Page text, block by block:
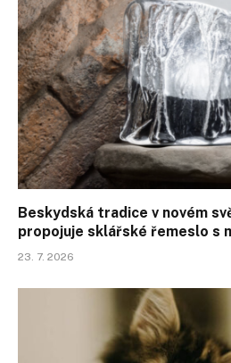
Beskydská tradice v novém
propojuje sklářské řemeslo s
23. 7. 2026